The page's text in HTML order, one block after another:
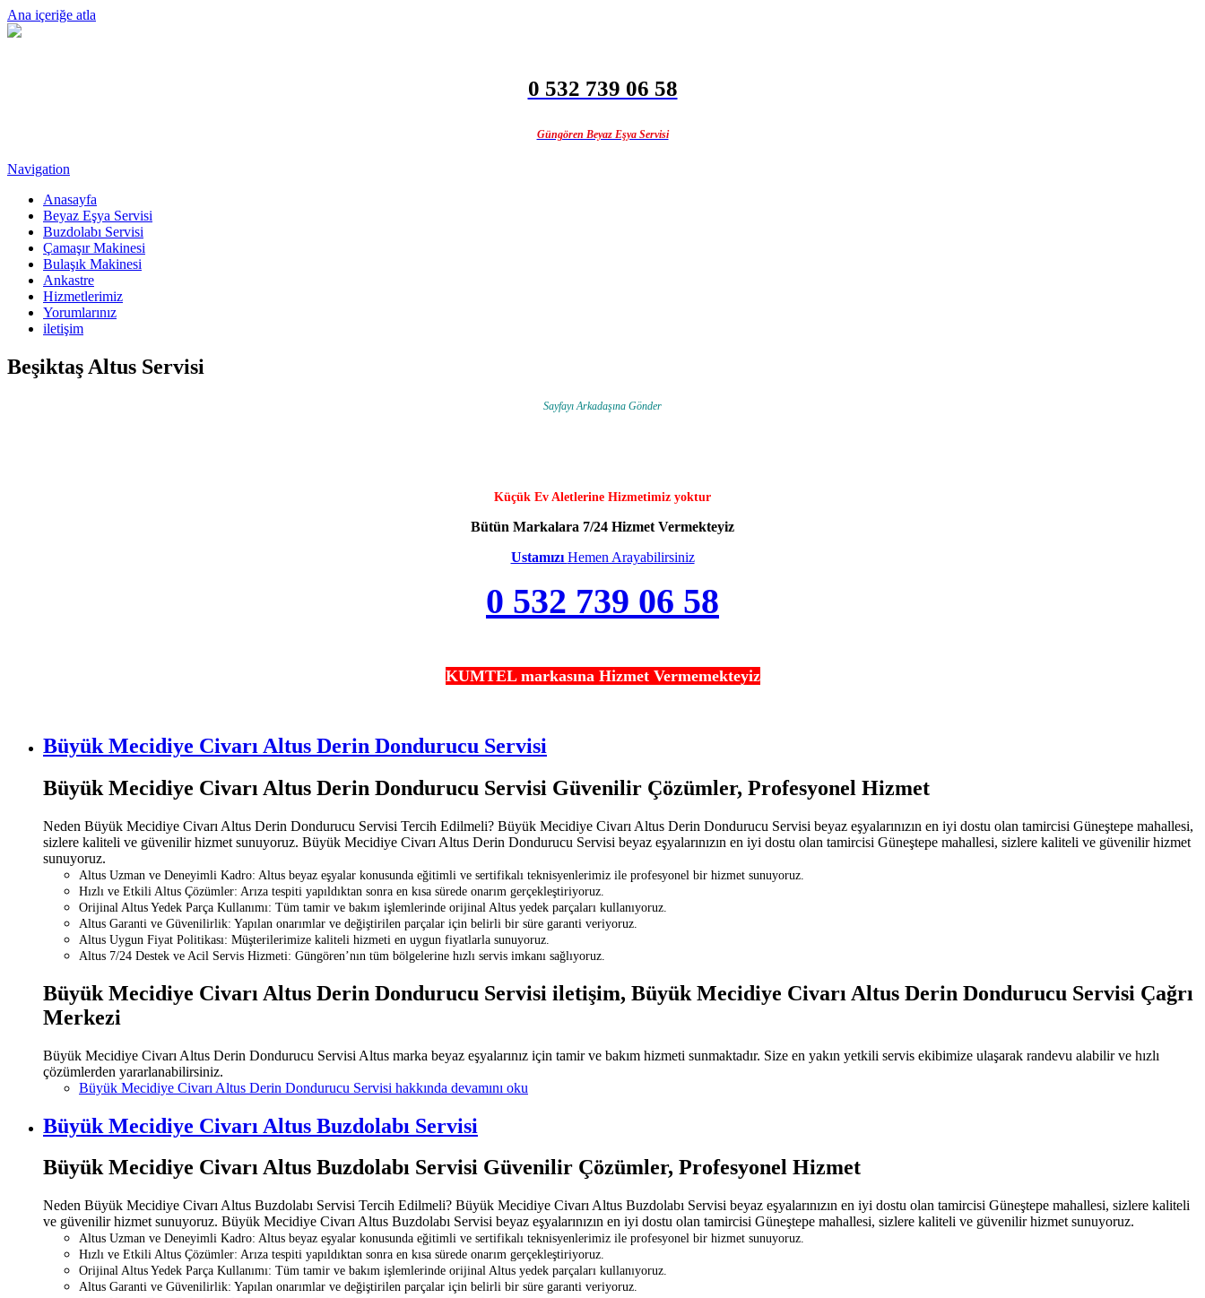
Ana içeriğe atla
0 532 739 06 58
Güngören Beyaz Eşya Servisi
Navigation
Anasayfa
Beyaz Eşya Servisi
Buzdolabı Servisi
Çamaşır Makinesi
Bulaşık Makinesi
Ankastre
Hizmetlerimiz
Yorumlarınız
iletişim
Beşiktaş Altus Servisi
Sayfayı Arkadaşına Gönder
Küçük Ev Aletlerine Hizmetimiz yoktur
Bütün Markalara 7/24 Hizmet Vermekteyiz
Ustamızı Hemen Arayabilirsiniz
0 532 739 06 58
KUMTEL markasına Hizmet Vermemekteyiz
Büyük Mecidiye Civarı Altus Derin Dondurucu Servisi
Büyük Mecidiye Civarı Altus Derin Dondurucu Servisi Güvenilir Çözümler, Profesyonel Hizmet
Neden Büyük Mecidiye Civarı Altus Derin Dondurucu Servisi Tercih Edilmeli? Büyük Mecidiye Civarı Altus Derin Dondurucu Servisi beyaz eşyalarınızın en iyi dostu olan tamircisi Güneştepe mahallesi,
sizlere kaliteli ve güvenilir hizmet sunuyoruz. Büyük Mecidiye Civarı Altus Derin Dondurucu Servisi beyaz eşyalarınızın en iyi dostu olan tamircisi Güneştepe mahallesi, sizlere kaliteli ve güvenilir hizmet
sunuyoruz.
Altus Uzman ve Deneyimli Kadro: Altus beyaz eşyalar konusunda eğitimli ve sertifikalı teknisyenlerimiz ile profesyonel bir hizmet sunuyoruz.
Hızlı ve Etkili Altus Çözümler: Arıza tespiti yapıldıktan sonra en kısa sürede onarım gerçekleştiriyoruz.
Orijinal Altus Yedek Parça Kullanımı: Tüm tamir ve bakım işlemlerinde orijinal Altus yedek parçaları kullanıyoruz.
Altus Garanti ve Güvenilirlik: Yapılan onarımlar ve değiştirilen parçalar için belirli bir süre garanti veriyoruz.
Altus Uygun Fiyat Politikası: Müşterilerimize kaliteli hizmeti en uygun fiyatlarla sunuyoruz.
Altus 7/24 Destek ve Acil Servis Hizmeti: Güngören’nın tüm bölgelerine hızlı servis imkanı sağlıyoruz.
Büyük Mecidiye Civarı Altus Derin Dondurucu Servisi iletişim, Büyük Mecidiye Civarı Altus Derin Dondurucu Servisi Çağrı
Merkezi
Büyük Mecidiye Civarı Altus Derin Dondurucu Servisi Altus marka beyaz eşyalarınız için tamir ve bakım hizmeti sunmaktadır. Size en yakın yetkili servis ekibimize ulaşarak randevu alabilir ve hızlı
çözümlerden yararlanabilirsiniz.
Büyük Mecidiye Civarı Altus Derin Dondurucu Servisi hakkında devamını oku
Büyük Mecidiye Civarı Altus Buzdolabı Servisi
Büyük Mecidiye Civarı Altus Buzdolabı Servisi Güvenilir Çözümler, Profesyonel Hizmet
Neden Büyük Mecidiye Civarı Altus Buzdolabı Servisi Tercih Edilmeli? Büyük Mecidiye Civarı Altus Buzdolabı Servisi beyaz eşyalarınızın en iyi dostu olan tamircisi Güneştepe mahallesi, sizlere kaliteli
ve güvenilir hizmet sunuyoruz. Büyük Mecidiye Civarı Altus Buzdolabı Servisi beyaz eşyalarınızın en iyi dostu olan tamircisi Güneştepe mahallesi, sizlere kaliteli ve güvenilir hizmet sunuyoruz.
Altus Uzman ve Deneyimli Kadro: Altus beyaz eşyalar konusunda eğitimli ve sertifikalı teknisyenlerimiz ile profesyonel bir hizmet sunuyoruz.
Hızlı ve Etkili Altus Çözümler: Arıza tespiti yapıldıktan sonra en kısa sürede onarım gerçekleştiriyoruz.
Orijinal Altus Yedek Parça Kullanımı: Tüm tamir ve bakım işlemlerinde orijinal Altus yedek parçaları kullanıyoruz.
Altus Garanti ve Güvenilirlik: Yapılan onarımlar ve değiştirilen parçalar için belirli bir süre garanti veriyoruz.